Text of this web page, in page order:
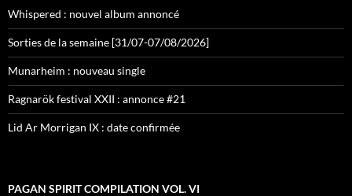
Whispered : nouvel album annoncé
Sorties de la semaine [31/07-07/08/2026]
Munarheim : nouveau single
Ragnarök festival XXII : annonce #21
Lid Ar Morrigan IX : date confirmée
PAGAN SPIRIT COMPILATION VOL. VI